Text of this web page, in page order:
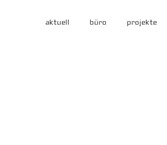
aktuell büro projekte